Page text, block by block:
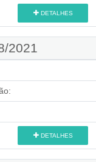
DETALHES
2021
DETALHES